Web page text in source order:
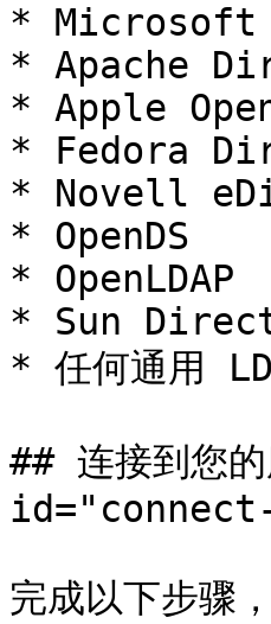
*
* Apache
* Apple
* Fedora
* Novell
* OpenDS
* OpenLDAP
* Sun
* 任何通用
## 连接到您
完成以下步